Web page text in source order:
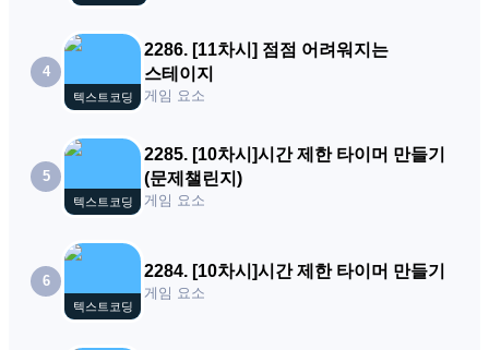
4
텍스트코딩
2286. [11차시] 점점 어려워지는
스테이지
게임 요소
5
텍스트코딩
2285. [10차시]시간 제한 타이머 만들기
(문제챌린지)
게임 요소
6
텍스트코딩
2284. [10차시]시간 제한 타이머 만들기
게임 요소